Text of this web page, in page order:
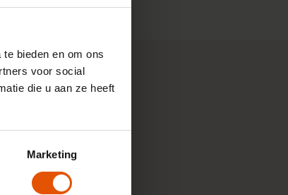
bieden en om ons
voor social
die u aan ze heeft
Marketing